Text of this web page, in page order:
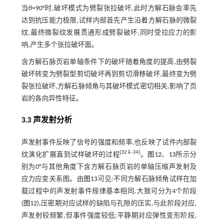
当θ=90°时,破坏模式为劈裂张拉破坏,此时方解石脉会率先
达到抗压能力极限,试样内部首先产生沿着方解石脉的微裂
纹,最终微裂纹发展贯通形成劈裂破坏,同时受拉应力的影
响,产生多个张拉破坏面。
含方解石脉页岩单轴条件下的破坏随着角度的提高,由劈裂
破坏转变为劈裂型剪切破坏再到剪切滑移破坏,最终变为劈
裂张拉破坏,方解石脉倾角与其破坏模式密切相关,影响了页
岩的各向异性特征。
3.3 声发射分析
声发射事件反映了信号的强度和频率,也反映了试件内部裂
纹演化扩展直到试样破坏的过程[32 ⇓-34]。 图12、 13所示分
别为0°与其他角度下含方解石脉页岩的单轴压缩声发射及
应力应变关系图。由 图13 可见:不同方解石脉倾角试样在加
载过程中的声发射事件规律基本相同,大致可分为4个阶段
(图12),压密期对应试样的缺陷与孔隙的压实,与此阶段对应,
声发射较频繁,但事件强度较低;平静期对应弹性变形阶段,